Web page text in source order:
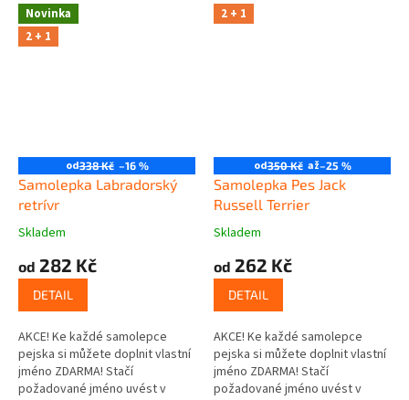
Novinka
2 + 1
od338 Kč –16 %
Samolepka Labradorský
retrívr
Skladem
od 282 Kč
DETAIL
AKCE! Ke každé samolepce
pejska si můžete doplnit vlastní
jméno ZDARMA! Stačí
požadované jméno uvést v
2 + 1
od350 Kč až–25 %
Samolepka Pes Jack
Russell Terrier
Skladem
od 262 Kč
DETAIL
AKCE! Ke každé samolepce
pejska si můžete doplnit vlastní
jméno ZDARMA! Stačí
požadované jméno uvést v